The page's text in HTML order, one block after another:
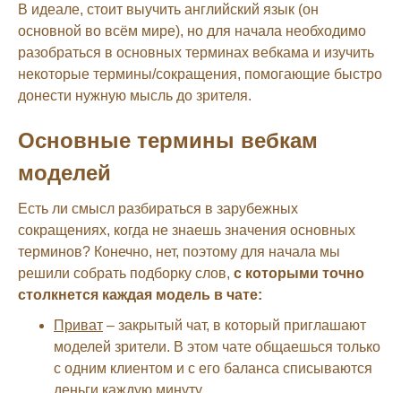
В идеале, стоит выучить английский язык (он
основной во всём мире), но для начала необходимо
разобраться в основных терминах вебкама и изучить
некоторые термины/сокращения, помогающие быстро
донести нужную мысль до зрителя.
Основные термины вебкам
моделей
Есть ли смысл разбираться в зарубежных
сокращениях, когда не знаешь значения основных
терминов? Конечно, нет, поэтому для начала мы
решили собрать подборку слов, с которыми точно
столкнется каждая модель в чате:
Приват – закрытый чат, в который приглашают
моделей зрители. В этом чате общаешься только
с одним клиентом и с его баланса списываются
деньги каждую минуту.